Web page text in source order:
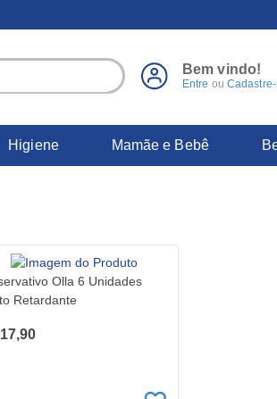
Bem vindo!
Entre ou
Higiene Mamãe e Bebê
Olla 6 Unidades
Retardante